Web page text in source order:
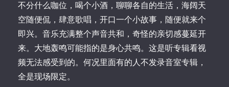
不分什么咖位，喝个小酒，聊聊各自的生活，海阔天
空随便侃，肆意歌唱，开口一个小故事，随便就来个
即兴。音乐充满整个声音共和，奇怪的亲切感蔓延开
来。大地轰鸣可能指的是身心共鸣。这是听专辑看视
频无法感受到的。何况里面有的人不发录音室专辑，
全是现场限定。